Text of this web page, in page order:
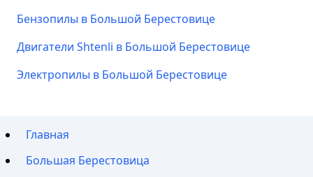
Бензопилы в Большой Берестовице
Двигатели Shtenli в Большой Берестовице
Электропилы в Большой Берестовице
Главная
Большая Берестовица